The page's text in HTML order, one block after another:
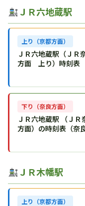
ＪＲ六地蔵駅
上り（京都方面）
ＪＲ六地蔵駅（Ｊ
方面 上り）時刻表
下り（奈良方面）
ＪＲ六地蔵駅 （Ｊ
方面）の時刻表（奈
ＪＲ木幡駅
上り（京都方面）